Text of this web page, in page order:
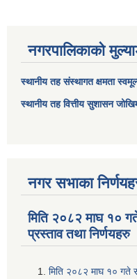
नगरपालिकाको
स्थानीय तह संस्थागत क्षमता
स्थानीय तह वित्तीय सुशासन
नगर सभाका
मिति २०८२ माघ १०
प्रस्ताव तथा निर्णयहरु
मिति २०८२ माघ १० गते